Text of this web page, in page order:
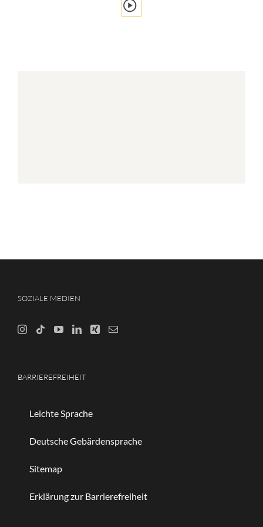
SOZIALE MEDIEN
BARRIEREFREIHEIT
Leichte Sprache
Deutsche Gebärdensprache
Sitemap
Erklärung zur Barrierefreiheit